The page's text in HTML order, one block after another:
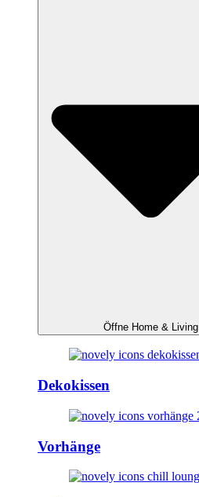
Öffne Home & Living
Dekokissen
Vorhänge